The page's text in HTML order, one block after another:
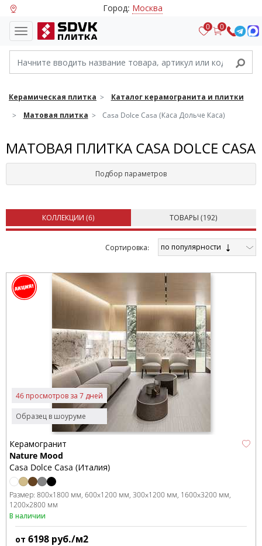
Город: Москва
0 0
Керамическая плитка
Каталог керамогранита и плитки
Матовая плитка
Casa Dolce Casa (Каса Дольче Каса)
МАТОВАЯ ПЛИТКА CASA DOLCE CASA
Подбор параметров
КОЛЛЕКЦИИ (6) ТОВАРЫ (192)
Cортировка: по популярности
Образец в шоуруме
46 просмотров за 7 дней
Керамогранит
Nature Mood
Casa Dolce Casa (Италия)
Размер: 800x1800 мм 600x1200 мм 300x1200 мм 1600x3200 мм
1200x2800 мм
В наличии
от 6198 руб./м2